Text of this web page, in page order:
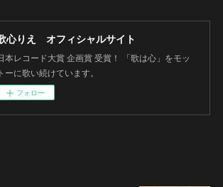
心りえ オフィシャルサイト
本レコード大賞 企画賞 受賞！ 「歌は心」をモッ
トーに歌い続けています。
フォロー